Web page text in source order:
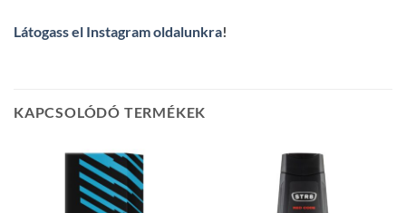
Látogass el Instagram oldalunkra!
KAPCSOLÓDÓ TERMÉKEK